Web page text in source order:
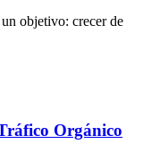
objetivo: crecer de
Orgánico